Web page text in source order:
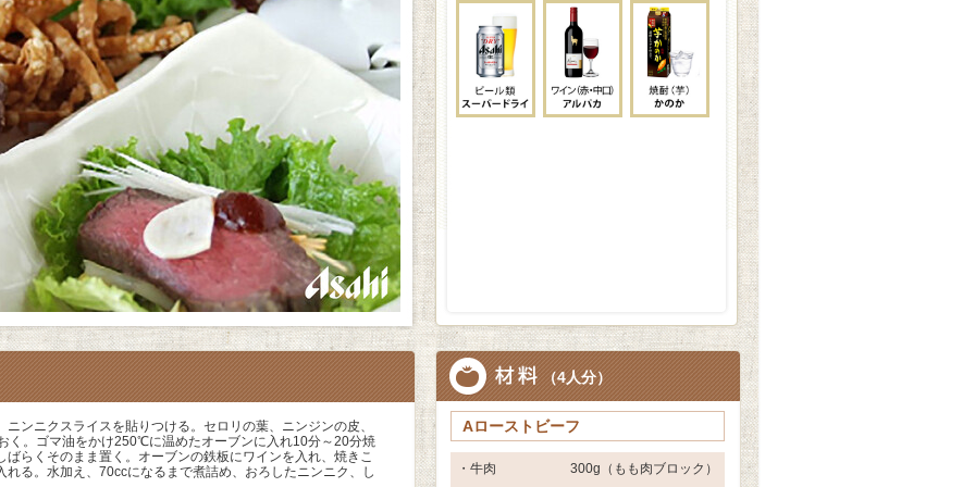
ンニクスライスを貼りつける。セロリの葉、ニンジンの皮、
く。ゴマ油をかけ250℃に温めたオーブンに入れ10分～20分焼
らくそのまま置く。オーブンの鉄板にワインを入れ、焼きこ
る。水加え、70ccになるまで煮詰め、おろしたニンニク、し
（4人分）
Aローストビーフ
・牛肉 300g（もも肉ブロック）